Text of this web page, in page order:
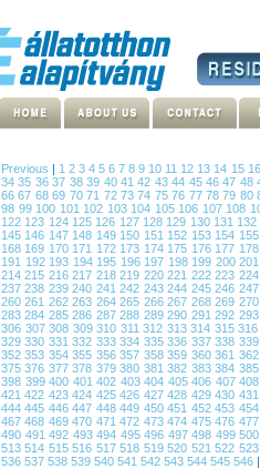
Previous | 123456789 10 11 12 13 14 15 16
3435 3637 3839 40 4142 4344 454647 48
6667 6869 7071 72 7374 7576 777879 80
98 99 100 101 102 103 104 105 106 107 108
122 123 124 125 126 127 128 129 130 131 132
145 146 147 148 149 150 151 152 153 154 155
168 169 170 171 172 173 174 175 176 177 178
191 192 193 194 195 196 197 198 199 200 201
214215 216217 218219 220221 222223
237238 239240 241242 243244 245246
260261 262263 264265 266267 268269
283284 285286 287288 289290 291292
306 307 308 309 310 311 312 313 314 315 316
329330 331332 333334 335336 337338
352353 354355 356357 358359 360361
375376 377378 379380 381382 383384
398 399 400 401 402 403 404 405 406 407 408
421422 423424 425426 427428 429430
444445 446447 448449 450451 452453
467468 469470 471472 473474 475476
490 491 492 493 494 495 496 497 498 499 500
513514 515516 517518 519520 521522
536 537 538 539 540 541 542 543 544 545 546 |